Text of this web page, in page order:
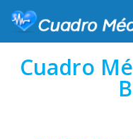
Cuadro